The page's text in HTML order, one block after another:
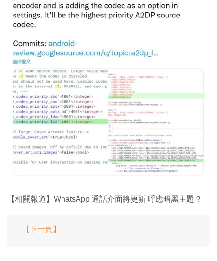
【相關報道】WhatsApp 通話介面將更新 呼應暗黑主題？
【下一頁】